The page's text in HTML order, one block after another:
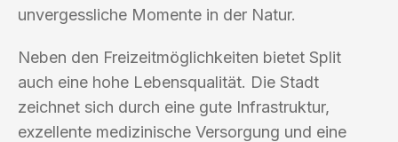
unvergessliche Momente in der Natur.
Neben den Freizeitmöglichkeiten bietet Split
auch eine hohe Lebensqualität. Die Stadt
zeichnet sich durch eine gute Infrastruktur,
exzellente medizinische Versorgung und eine